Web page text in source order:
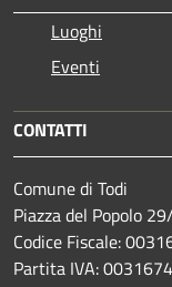
Luoghi
Eventi
CONTATTI
Comune di Todi
Piazza del Popolo
Codice Fiscale:
Partita IVA: